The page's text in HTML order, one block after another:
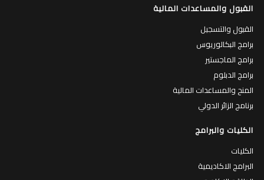
القبول والمساعدات المالية
القبول والتسجيل
برامج البكالوريوس
برامج الماجستير
برامج الدبلوم
المنح والمساعدات المالية
برنامج الزائر الدولي
الكليات والبرامج
الكليات
البرامج الاكاديمية